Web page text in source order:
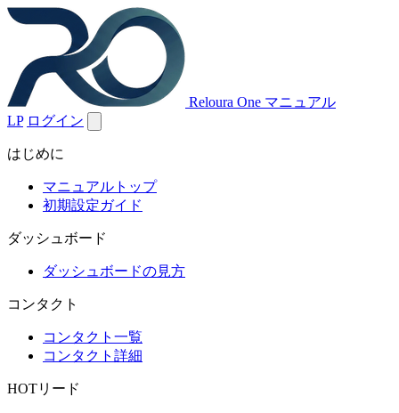
Reloura One マニュアル
LP ログイン
はじめに
マニュアルトップ
初期設定ガイド
ダッシュボード
ダッシュボードの見方
コンタクト
コンタクト一覧
コンタクト詳細
HOTリード